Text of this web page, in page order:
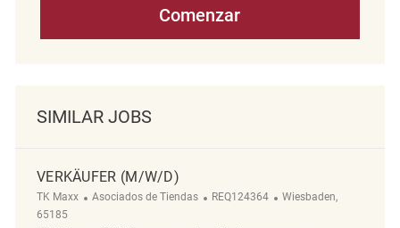
Comenzar
SIMILAR JOBS
VERKÄUFER (M/W/D)
TK Maxx Categoría
Asociados de Tiendas ReqId
REQ124364 Ubicación
Wiesbaden,
65185